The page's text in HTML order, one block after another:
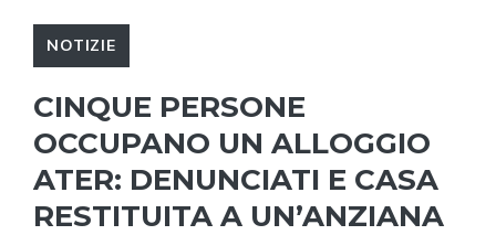
NOTIZIE
CINQUE PERSONE
OCCUPANO UN ALLOGGIO
ATER: DENUNCIATI E CASA
RESTITUITA A UN’ANZIANA